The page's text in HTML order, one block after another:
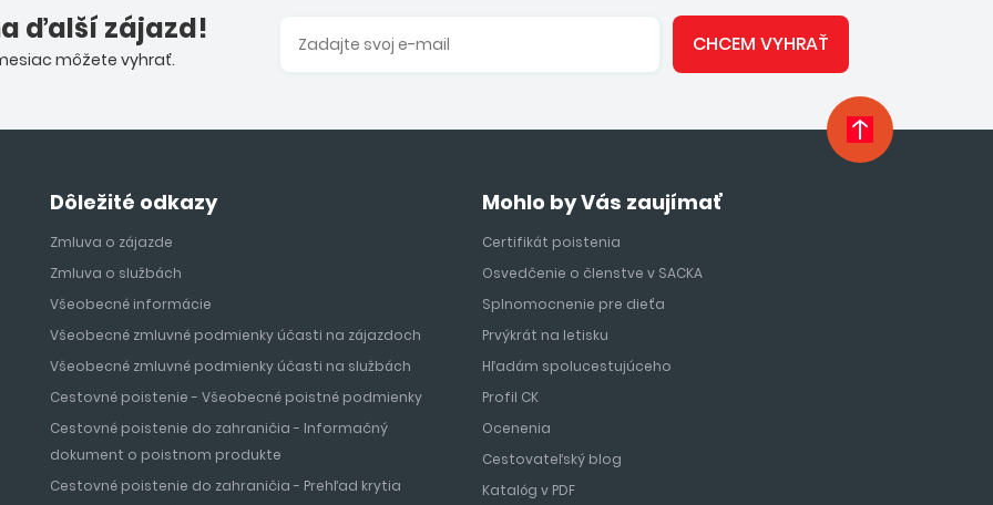
ďalší zájazd!
môžete vyhrať.
CHCEM VYHRAŤ
Dôležité odkazy
Zmluva o zájazde
Zmluva o službách
Všeobecné informácie
Všeobecné zmluvné podmienky účasti na zájazdoch
Všeobecné zmluvné podmienky účasti na službách
Cestovné poistenie - Všeobecné poistné podmienky
Cestovné poistenie do zahraničia - Informačný
dokument o poistnom produkte
Cestovné poistenie do zahraničia - Prehľad krytia
Mohlo by Vás zaujímať
Certifikát poistenia
Osvedčenie o členstve v SACKA
Splnomocnenie pre dieťa
Prvýkrát na letisku
Hľadám spolucestujúceho
Profil CK
Ocenenia
Cestovateľský blog
Katalóg v PDF